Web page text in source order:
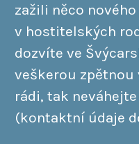
zažili něco
v hostitelských
dozvíte ve
veškerou zpětnou
rádi, tak
(kontaktní údaje